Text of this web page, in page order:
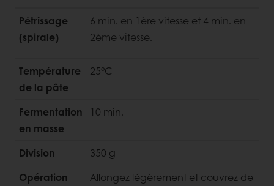
Pétrissage
(spirale)
6 min. en 1ère vitesse et 4 min. en
2ème vitesse.
Température
de la pâte
25°C
Fermentation
en masse
10 min.
Division
350 g
Opération
Allongez légèrement et couvrez de